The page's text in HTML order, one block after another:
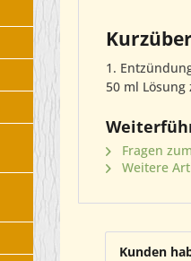
1.
50 ml
Fragen
Weitere
Kunden